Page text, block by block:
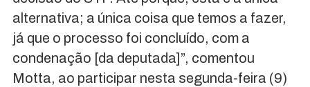
alternativa; a única coisa que temos a fazer,
já que o processo foi concluído, com a
condenação [da deputada]”, comentou
Motta, ao participar nesta segunda-feira (9)